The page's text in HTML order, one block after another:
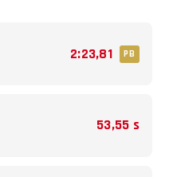
2:23,81 PB
53,55 s